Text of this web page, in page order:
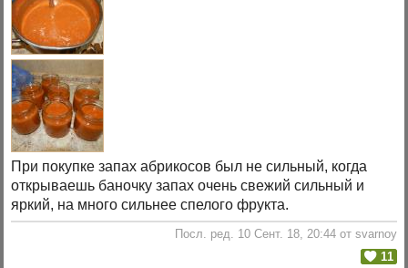
При покупке запах абрикосов был не сильный, когда
открываешь баночку запах очень свежий сильный и
яркий, на много сильнее спелого фрукта.
Посл. ред. 10 Сент. 18, 20:44 от svarnoy
11